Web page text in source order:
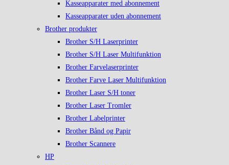
Kasseapparater med abonnement
Kasseapparater uden abonnement
Brother produkter
Brother S/H Laserprinter
Brother S/H Laser Multifunktion
Brother Farvelaserprinter
Brother Farve Laser Multifunktion
Brother Laser S/H toner
Brother Laser Tromler
Brother Labelprinter
Brother Bånd og Papir
Brother Scannere
HP